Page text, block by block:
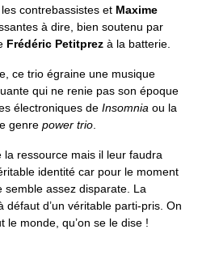
contrebassistes et Maxime
à dire, bien soutenu par
Frédéric Petitprez à la batterie.
ce trio égraine une musique
qui ne renie pas son époque
électroniques de Insomnia ou la
genre power trio
ressource mais il leur faudra
identité car pour le moment
semble assez disparate. La
défaut d’un véritable parti-pris. On
le monde, qu’on se le dise !